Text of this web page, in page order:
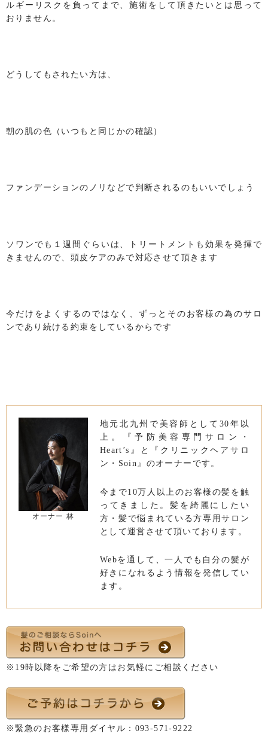
ルギーリスクを負ってまで、施術をして頂きたいとは思って
おりません。
どうしてもされたい方は、
朝の肌の色（いつもと同じかの確認）
ファンデーションのノリなどで判断されるのもいいでしょう
ソワンでも１週間ぐらいは、トリートメントも効果を発揮で
きませんので、頭皮ケアのみで対応させて頂きます
今だけをよくするのではなく、ずっとそのお客様の為のサロ
ンであり続ける約束をしているからです
オーナー 林
地元北九州で美容師として30年以
上。『予防美容専門サロン・
Heart’s』と『クリニックヘアサロ
ン・Soin』のオーナーです。
今まで10万人以上のお客様の髪を触
ってきました。髪を綺麗にしたい
方・髪で悩まれている方専用サロン
として運営させて頂いております。
Webを通して、一人でも自分の髪が
好きになれるよう情報を発信してい
ます。
※19時以降をご希望の方はお気軽にご相談ください
※緊急のお客様専用ダイヤル： 093-571-9222